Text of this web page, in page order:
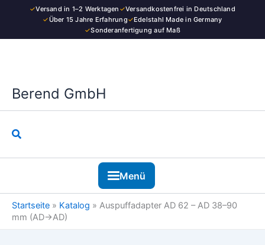
✓Versand in 1–2 Werktagen ✓Versandkostenfrei in Deutschland
✓Über 15 Jahre Erfahrung✓Edelstahl Made in Germany
✓Sonderanfertigung auf Maß
Berend GmbH
Suchen
Menü
Startseite » Katalog » Auspuffadapter AD 62 – AD 38–90
mm (AD→AD)